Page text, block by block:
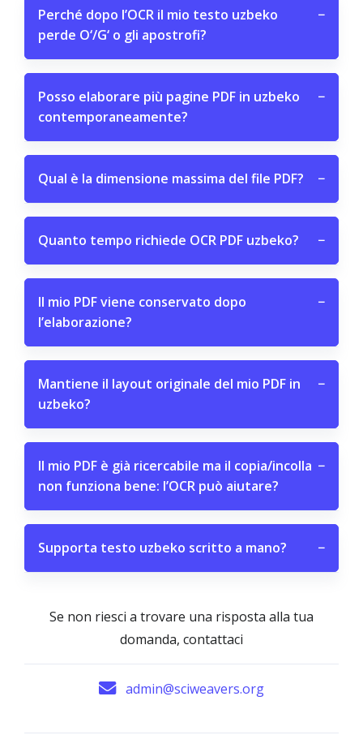
Perché dopo l’OCR il mio testo uzbeko
perde O‘/G‘ o gli apostrofi?
−
Posso elaborare più pagine PDF in uzbeko
contemporaneamente?
−
Qual è la dimensione massima del file PDF? −
Quanto tempo richiede OCR PDF uzbeko? −
Il mio PDF viene conservato dopo
l’elaborazione?
−
Mantiene il layout originale del mio PDF in
uzbeko?
−
Il mio PDF è già ricercabile ma il copia/incolla
non funziona bene: l’OCR può aiutare?
−
Supporta testo uzbeko scritto a mano? −
Se non riesci a trovare una risposta alla tua
domanda, contattaci
admin@sciweavers.org